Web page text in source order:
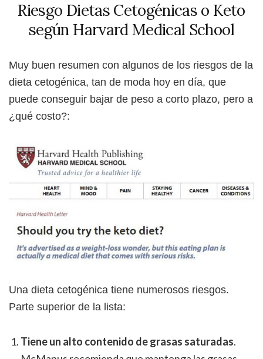
Riesgo Dietas Cetogénicas o Keto
según Harvard Medical School
Muy buen resumen con algunos de los riesgos de la
dieta cetogénica, tan de moda hoy en día, que
puede conseguir bajar de peso a corto plazo, pero a
¿qué costo?:
Una dieta cetogénica tiene numerosos riesgos.
Parte superior de la lista:
Tiene un alto contenido de grasas saturadas.